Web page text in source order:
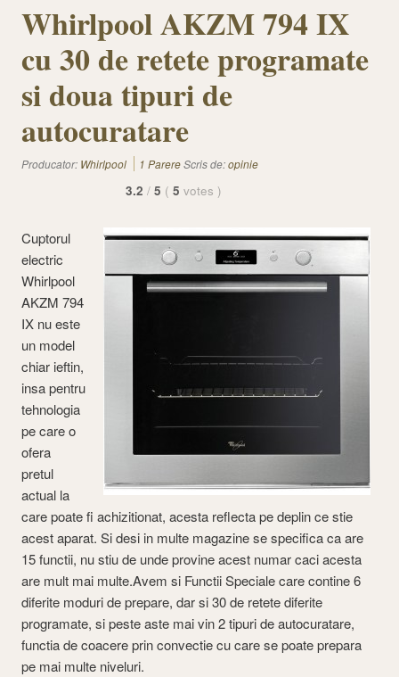
Whirlpool AKZM 794 IX
cu 30 de retete programate
si doua tipuri de
autocuratare
Producator: Whirlpool 1 ParereScris de:opinie
3.2 / 5 ( 5 votes )
Cuptorul
electric
Whirlpool
AKZM 794
IX nu este
un model
chiar ieftin,
insa pentru
tehnologia
pe care o
ofera
pretul
actual la
care poate fi achizitionat, acesta reflecta pe deplin ce stie
acest aparat. Si desi in multe magazine se specifica ca are
15 functii, nu stiu de unde provine acest numar caci acesta
are mult mai multe.Avem si Functii Speciale care contine 6
diferite moduri de prepare, dar si 30 de retete diferite
programate, si peste aste mai vin 2 tipuri de autocuratare,
functia de coacere prin convectie cu care se poate prepara
pe mai multe niveluri.